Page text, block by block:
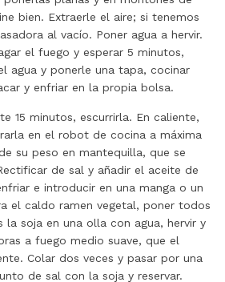
bien. Extraerle el aire; si tenemos
al vacío. Poner agua a hervir.
el fuego y esperar 5 minutos,
agua y ponerle una tapa, cocinar
y enfriar en la propia bolsa.
15 minutos, escurrirla. En caliente,
en el robot de cocina a máxima
su peso en mantequilla, que se
de sal y añadir el aceite de
e introducir en una manga o un
el caldo ramen vegetal, poner todos
la soja en una olla con agua, hervir y
a fuego medio suave, que el
Colar dos veces y pasar por una
de sal con la soja y reservar.